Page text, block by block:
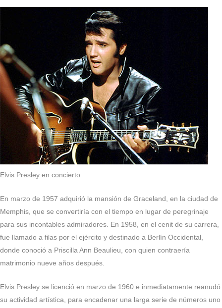
Elvis Presley en concierto
En marzo de 1957 adquirió la mansión de Graceland, en la ciudad de
Memphis, que se convertiría con el tiempo en lugar de peregrinaje
para sus incontables admiradores. En 1958, en el cenit de su carrera,
fue llamado a filas por el ejército y destinado a Berlín Occidental,
donde conoció a Priscilla Ann Beaulieu, con quien contraería
matrimonio nueve años después.
Elvis Presley se licenció en marzo de 1960 e inmediatamente reanudó
su actividad artística, para encadenar una larga serie de números uno